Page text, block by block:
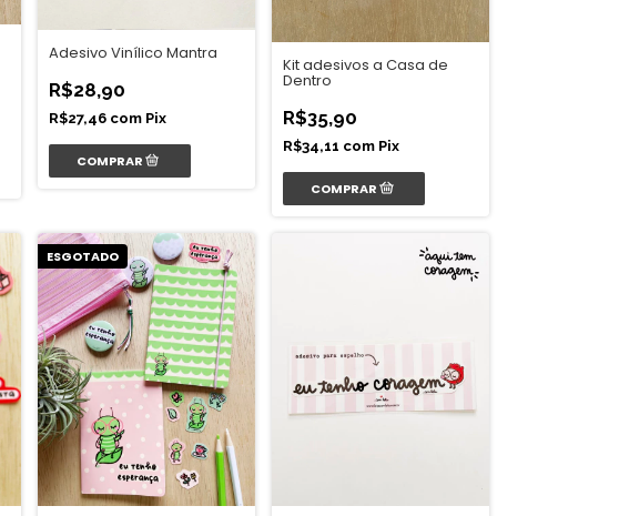
Adesivo Vinílico Mantra
R$28,90
R$27,46 com Pix
Kit adesivos a Casa de
Dentro
R$35,90
R$34,11 com Pix
ESGOTADO